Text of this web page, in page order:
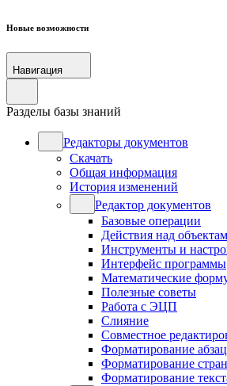
Новые возможности
Навигация
Разделы базы знаний
Редакторы документов
Скачать
Общая информация
История изменений
Редактор документов
Базовые операции
Действия над
Инструменты и
Интерфейс программы
Математические
Полезные советы
Работа с ЭЦП
Слияние
Совместное
Форматирование
Форматирование
Форматирование